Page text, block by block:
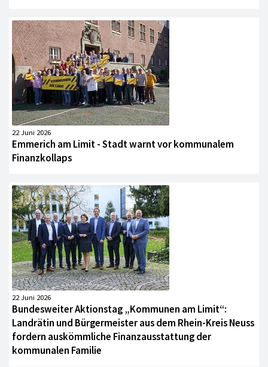
22 Juni 2026
Emmerich am Limit - Stadt warnt vor kommunalem
Finanzkollaps
22 Juni 2026
Bundesweiter Aktionstag „Kommunen am Limit“:
Landrätin und Bürgermeister aus dem Rhein-Kreis Neuss
fordern auskömmliche Finanzausstattung der
kommunalen Familie